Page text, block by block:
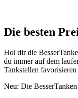
Die besten
Hol dir die
du immer auf dem
Tankstellen
Neu: Die